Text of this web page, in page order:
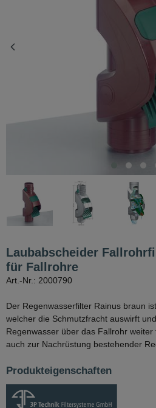
Laubabscheider
für Fallrohre
Art.-Nr.: 2000790
Der Regenwasserfilter Rainus braun
welcher die Schmutzfracht auswirft
Regenwasser über das Fallrohr
auch zur Nachrüstung bestehender
Produkteigenschaften